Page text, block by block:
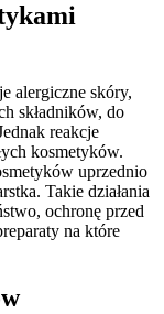
alergiczne skóry,
składników, do
reakcje
kosmetyków.
uprzednio
Takie działania
ochronę przed
na które